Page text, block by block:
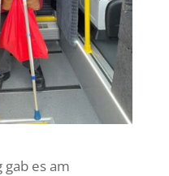
es am